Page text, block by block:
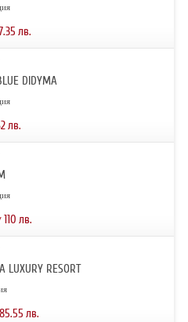
лв.
DIDYMA
лв.
110 лв.
LUXURY RESORT
лв.